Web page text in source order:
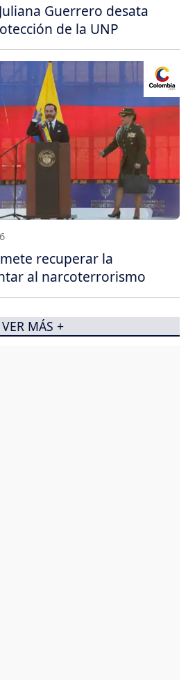
Guerrero desata
de la UNP
recuperar la
al narcoterrorismo
VER MÁS +